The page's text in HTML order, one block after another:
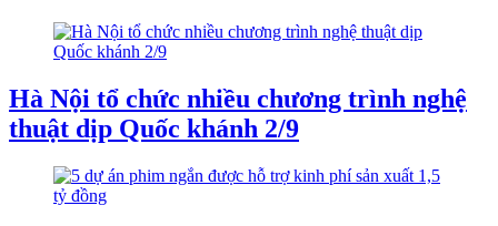
Hà Nội tổ chức nhiều chương trình nghệ
thuật dịp Quốc khánh 2/9